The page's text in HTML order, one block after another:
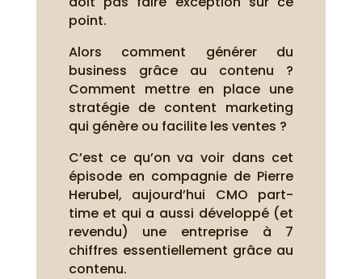
point.
Alors comment générer du
business grâce au contenu ?
Comment mettre en place une
stratégie de content marketing
qui génère ou facilite les ventes ?
C’est ce qu’on va voir dans cet
épisode en compagnie de Pierre
Herubel, aujourd’hui CMO part-
time et qui a aussi développé (et
revendu) une entreprise à 7
chiffres essentiellement grâce au
contenu.